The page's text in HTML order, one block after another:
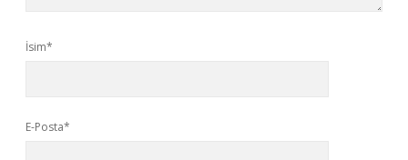
İsim*
E-Posta*